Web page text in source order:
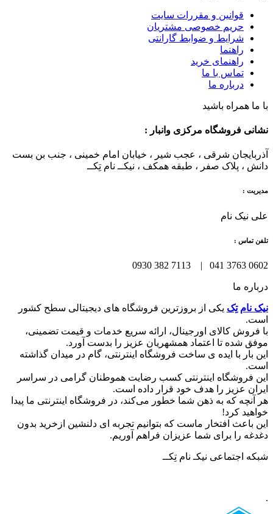
قوانین و مقررات سایت
حریم خصوصی مشتریان
شرایط و ضوابط گارانتی
راهنما
راهنمای خرید
تماس با ما
درباره ما
با ما همراه باشید
نشانی فروشگاه مرکزی وانبار :
آذربایجان شرقی ، عجب شیر ، خیابان امام خمینی ، جنب بن بست
دانش ، پلاک صفر ، طبقه همکف ، نیکــ نام تِکــ
مدیریت :
علی نیک نام
تلفن تماس :
0602 3763 041 | 7113 382 0930
درباره ما
نیک نام تِک یکی از بروزترین فروشگاه های دیجیتالی سطح کشور
است.
با فروش کالای اورجینال، ارائه سریع خدمات و قیمت تضمینی،
موفق شده تا اعتماد همشهریان عزیز را بدست آورد.
این بار با ایده ی ساخت فروشگاه اینترنتی، گام در میدان گذاشته
است.
این فروشگاه اینترنتی کسب رضایت هموطنان گرامی در سراسر
ایران عزیز را هدف خود قرار داده است.
هر آنچه که به ذهن شما خطور می‌کند، در فروشگاه اینترنتی ما پیدا
خواهید کرد!
این باعث افتخار ماست که بتوانیم تجربه ای دلنشین ازخرید بدون
دغدغه را برای شما عزیزان فراهم آوریم.
شبکه‌ اجتماعی نیکـ نام تِکــ
.